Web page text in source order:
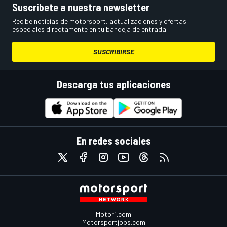
Suscríbete a nuestra newsletter
Recibe noticias de motorsport, actualizaciones y ofertas
especiales directamente en tu bandeja de entrada.
SUSCRIBIRSE
Descarga tus aplicaciones
En redes sociales
Motor1.com
Motorsportjobs.com